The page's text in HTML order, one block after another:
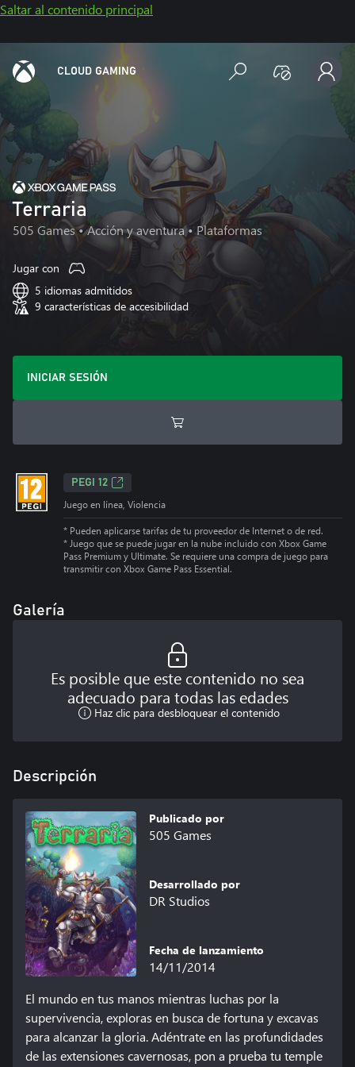
Saltar al contenido principal
CLOUD GAMING
Terraria
505 Games• Acción y aventura • Plataformas
Jugar con
5 idiomas admitidos
9 características de accesibilidad
INICIAR SESIÓN
PEGI 12
Juego en línea, Violencia
* Pueden aplicarse tarifas de tu proveedor de Internet o de red.
* Juego que se puede jugar en la nube incluido con Xbox Game
Pass Premium y Ultimate. Se requiere una compra de juego para
transmitir con Xbox Game Pass Essential.
Galería
Es posible que este contenido no sea
adecuado para todas las edades
Haz clic para desbloquear el contenido
Descripción
Publicado por
505 Games
Desarrollado por
DR Studios
Fecha de lanzamiento
14/11/2014
El mundo en tus manos mientras luchas por la
supervivencia, exploras en busca de fortuna y excavas
para alcanzar la gloria. Adéntrate en las profundidades
de las extensiones cavernosas, pon a prueba tu temple